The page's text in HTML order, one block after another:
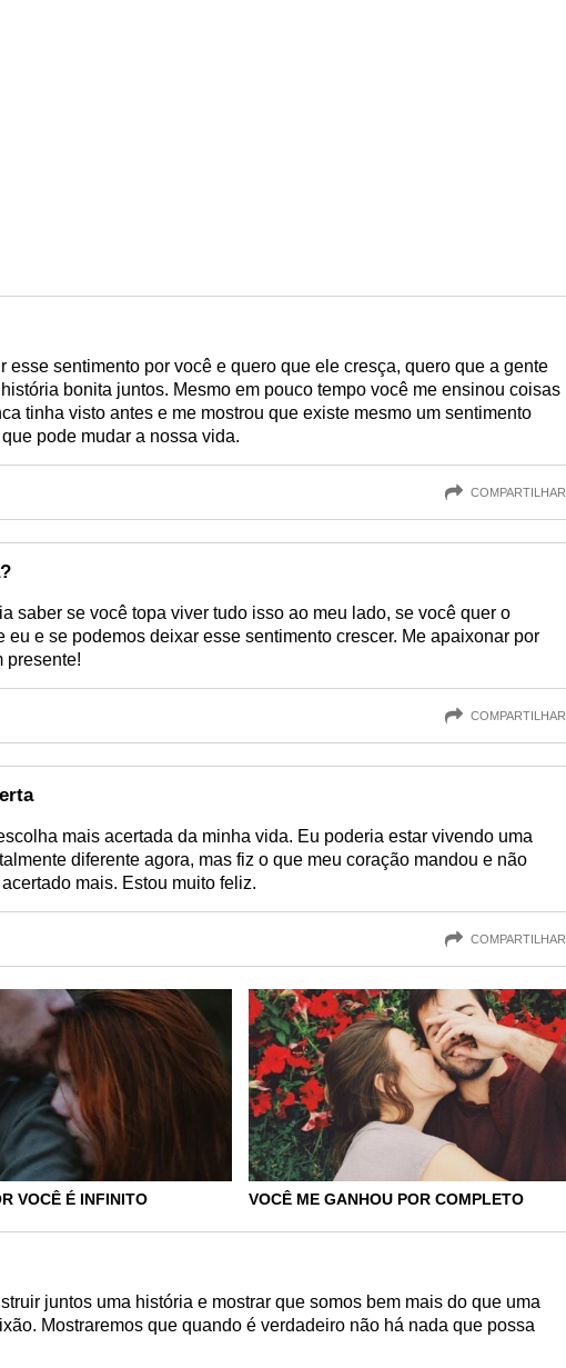
esse sentimento por você e quero que ele cresça, quero que a gente
bonita juntos. Mesmo em pouco tempo você me ensinou coisas
tinha visto antes e me mostrou que existe mesmo um sentimento
pode mudar a nossa vida.
COMPARTILHAR
saber se você topa viver tudo isso ao meu lado, se você quer o
eu e se podemos deixar esse sentimento crescer. Me apaixonar por
presente!
COMPARTILHAR
mais acertada da minha vida. Eu poderia estar vivendo uma
diferente agora, mas fiz o que meu coração mandou e não
mais. Estou muito feliz.
COMPARTILHAR
VOCÊ É INFINITO VOCÊ ME GANHOU POR COMPLETO
juntos uma história e mostrar que somos bem mais do que uma
Mostraremos que quando é verdadeiro não há nada que possa